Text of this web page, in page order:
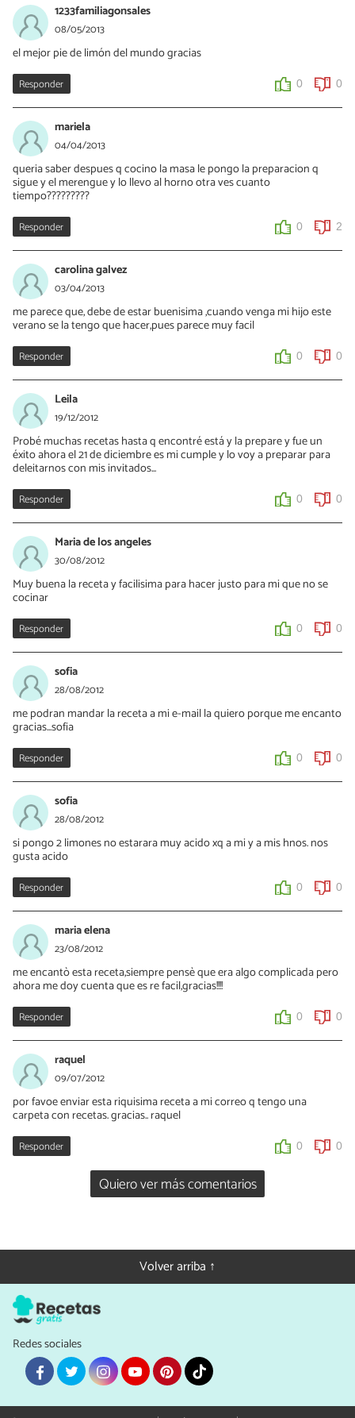
1233familiagonsales
08/05/2013
el mejor pie de limón del mundo gracias
Responder 0 0
mariela
04/04/2013
queria saber despues q cocino la masa le pongo la preparacion q
sigue y el merengue y lo llevo al horno otra ves cuanto
tiempo?????????
Responder 0 2
carolina galvez
03/04/2013
me parece que, debe de estar buenisima ,cuando venga mi hijo este
verano se la tengo que hacer,pues parece muy facil
Responder 0 0
Leila
19/12/2012
Probé muchas recetas hasta q encontré está y la prepare y fue un
éxito ahora el 21 de diciembre es mi cumple y lo voy a preparar para
deleitarnos con mis invitados...
Responder 0 0
Maria de los angeles
30/08/2012
Muy buena la receta y facilisima para hacer justo para mi que no se
cocinar
Responder 0 0
sofia
28/08/2012
me podran mandar la receta a mi e-mail la quiero porque me encanto
gracias...sofia
Responder 0 0
sofia
28/08/2012
si pongo 2 limones no estarara muy acido xq a mi y a mis hnos. nos
gusta acido
Responder 0 0
maria elena
23/08/2012
me encantò esta receta,siempre pensè que era algo complicada pero
ahora me doy cuenta que es re facil,gracias!!!!
Responder 0 0
raquel
09/07/2012
por favoe enviar esta riquisima receta a mi correo q tengo una
carpeta con recetas. gracias.. raquel
Responder 0 0
Quiero ver más comentarios
Volver arriba ↑
Redes sociales